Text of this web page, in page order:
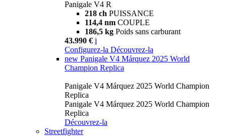
Panigale V4 R
218 ch PUISSANCE
114,4 nm COUPLE
186,5 kg Poids sans carburant
43.990 € i
Configurez-la Découvrez-la
new Panigale V4 Márquez 2025 World
Champion Replica
Panigale V4 Márquez 2025 World Champion
Replica
Panigale V4 Márquez 2025 World Champion
Replica
Découvrez-la
Streetfighter